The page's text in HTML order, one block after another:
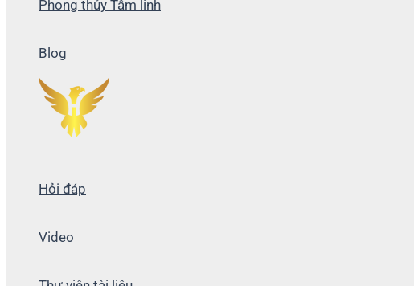
Phong thủy Tâm linh
Blog
Hỏi đáp
Video